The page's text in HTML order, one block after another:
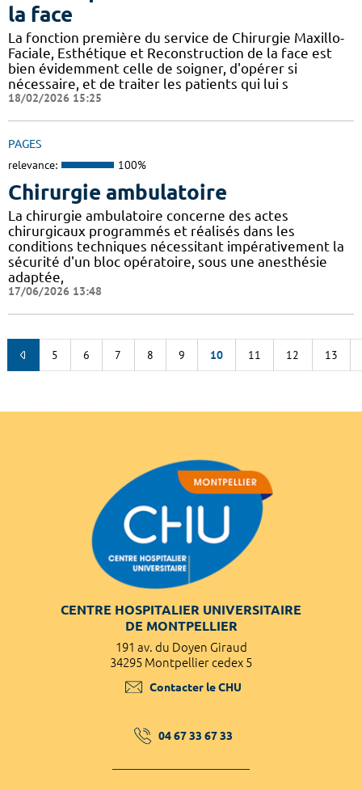
la face
La fonction première du service de Chirurgie Maxillo-
Faciale, Esthétique et Reconstruction de la face est
bien évidemment celle de soigner, d'opérer si
nécessaire, et de traiter les patients qui lui s
18/02/2026 15:25
PAGES
relevance: 100%
Chirurgie ambulatoire
La chirurgie ambulatoire concerne des actes
chirurgicaux programmés et réalisés dans les
conditions techniques nécessitant impérativement la
sécurité d'un bloc opératoire, sous une anesthésie
adaptée,
17/06/2026 13:48
5 6 7 8 9 10 11 12 13
CENTRE HOSPITALIER UNIVERSITAIRE
DE MONTPELLIER
191 av. du Doyen Giraud
34295 Montpellier cedex 5
Contacter le CHU
04 67 33 67 33